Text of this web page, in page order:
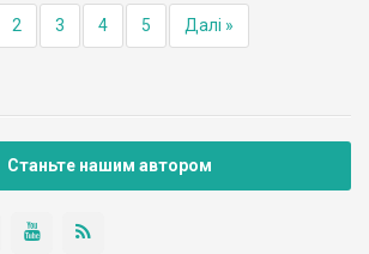
2 3 4 5 Далі »
Станьте нашим автором